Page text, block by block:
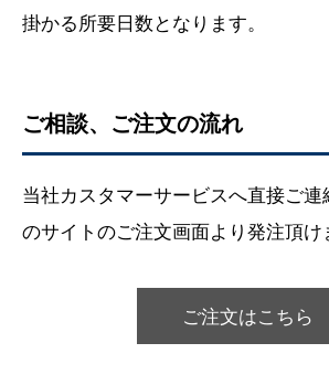
掛かる所要日数となります。
ご相談、ご注文の流れ
当社カスタマーサービスへ直接ご連
のサイトのご注文画面より発注頂け
ご注文はこちら